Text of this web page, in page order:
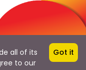
all of its
to our
Got it